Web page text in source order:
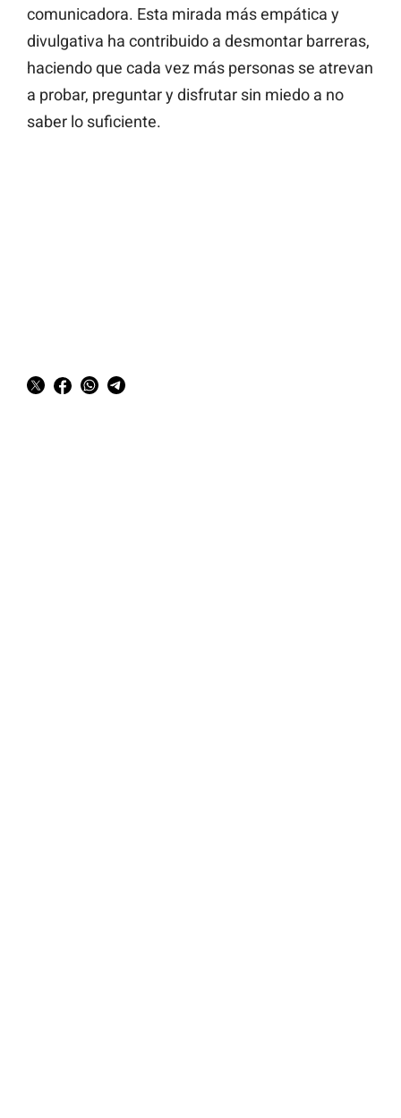
comunicadora. Esta mirada más empática y
divulgativa ha contribuido a desmontar barreras,
haciendo que cada vez más personas se atrevan
a probar, preguntar y disfrutar sin miedo a no
saber lo suficiente.